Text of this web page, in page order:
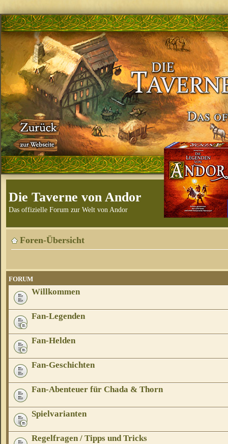
Die Taverne von Andor
Das offizielle Forum zur Welt von Andor
Foren-Übersicht
FORUM
Willkommen
Fan-Legenden
Fan-Helden
Fan-Geschichten
Fan-Abenteuer für Chada & Thorn
Spielvarianten
Regelfragen / Tipps und Tricks